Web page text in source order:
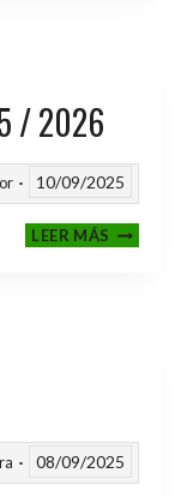
/ 2026
10/09/2025
LEER MÁS
08/09/2025